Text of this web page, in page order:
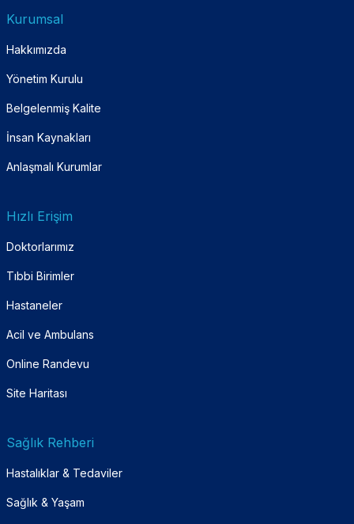
Kurumsal
Hakkımızda
Yönetim Kurulu
Belgelenmiş Kalite
İnsan Kaynakları
Anlaşmalı Kurumlar
Hızlı Erişim
Doktorlarımız
Tıbbi Birimler
Hastaneler
Acil ve Ambulans
Online Randevu
Site Haritası
Sağlık Rehberi
Hastalıklar & Tedaviler
Sağlık & Yaşam